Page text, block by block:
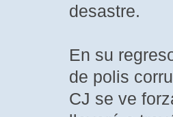
desastre.
En su
de polis
CJ se ve